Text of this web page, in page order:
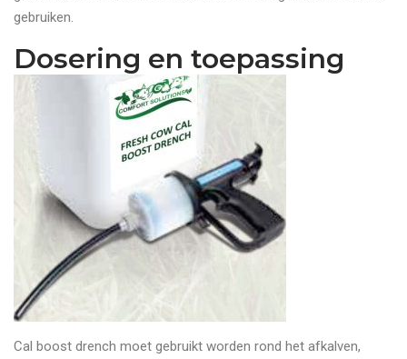
gebruiken.
Dosering en toepassing
Cal boost drench moet gebruikt worden rond het afkalven,